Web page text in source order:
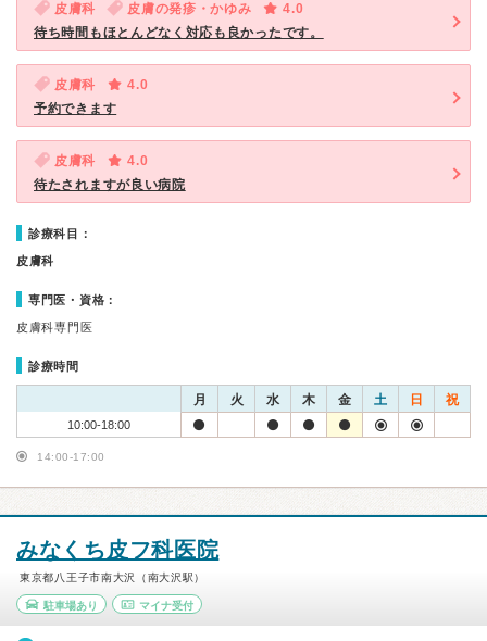
皮膚科 皮膚の発疹・かゆみ
4.0
待ち時間もほとんどなく対応も良かったです。
皮膚科
4.0
予約できます
皮膚科
4.0
待たされますが良い病院
診療科目：
皮膚科
専門医・資格：
皮膚科専門医
診療時間
月 火 水 木 金 土 日 祝
10:00-18:00
14:00-17:00
みなくち皮フ科医院
東京都八王子市南大沢（南大沢駅）
駐車場あり マイナ受付